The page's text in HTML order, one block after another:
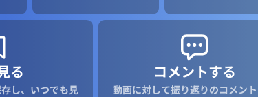
る
し、いつでも見
コメントする
動画に対して振り返りのコメン